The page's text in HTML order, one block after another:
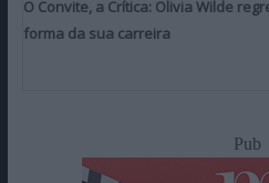
O Convite, a Crítica: Olivia Wilde
forma da sua carreira
Pub